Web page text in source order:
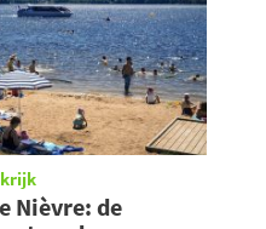
Nièvre: de